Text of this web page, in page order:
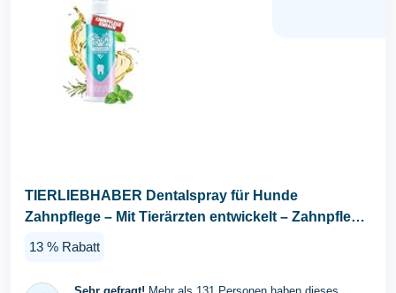
TIERLIEBHABER Dentalspray für Hunde
Zahnpflege – Mit Tierärzten entwickelt – Zahnpflege
13 % Rabatt